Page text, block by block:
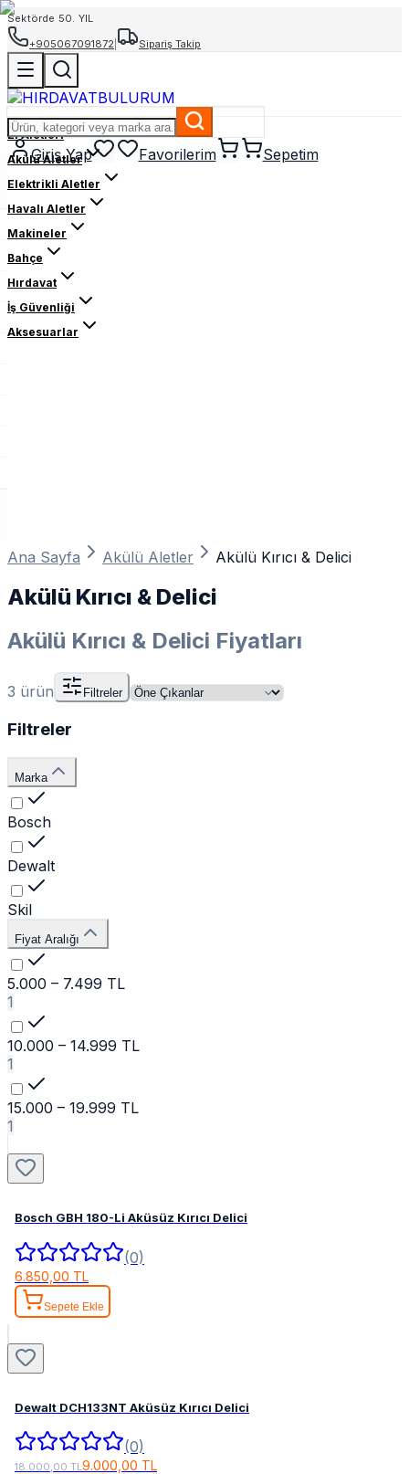
Sektörde 50. YIL
+905067091872
Sipariş Takip
Giriş Yap Favorilerim Sepetim
El Aletleri
Akülü Aletler
Elektrikli Aletler
Havalı Aletler
Makineler
Bahçe
Hırdavat
İş Güvenliği
Aksesuarlar
Ana Sayfa Akülü Aletler Akülü Kırıcı & Delici
Akülü Kırıcı & Delici
Akülü Kırıcı & Delici Fiyatları
3 ürün Filtreler
Filtreler
Marka
Bosch
Dewalt
Skil
Fiyat Aralığı
5.000 – 7.499 TL
1
10.000 – 14.999 TL
1
15.000 – 19.999 TL
1
Bosch GBH 180-Li Aküsüz Kırıcı Delici
(0)
6.850,00 TL
Sepete Ekle
Dewalt DCH133NT Aküsüz Kırıcı Delici
(0)
18.000,00 TL9.000,00 TL